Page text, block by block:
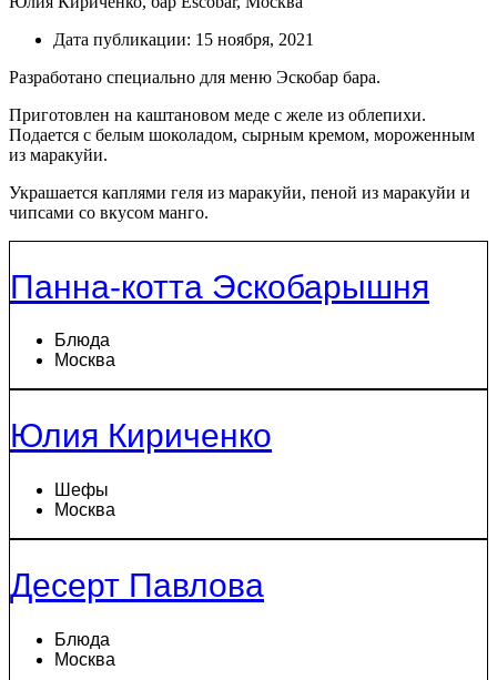
Дата публикации: 15 ноября, 2021
Разработано специально для меню Эскобар бара.
Приготовлен на каштановом меде с желе из облепихи.
Подается с белым шоколадом, сырным кремом, мороженным
из маракуйи.
Украшается каплями геля из маракуйи, пеной из маракуйи и
чипсами со вкусом манго.
Панна-котта Эскобарышня
Блюда
Москва
Юлия Кириченко
Шефы
Москва
Десерт Павлова
Блюда
Москва